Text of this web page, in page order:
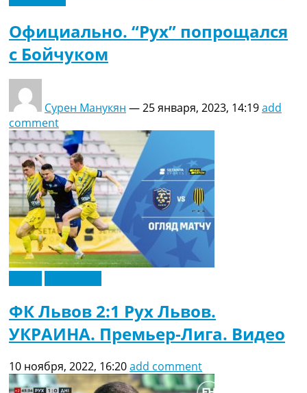
Официально. “Рух” попрощался
с Бойчуком
Сурен Манукян —25 января, 2023, 14:19add
comment
ФК Львов 2:1 Рух Львов.
УКРАИНА. Премьер-Лига. Видео
10 ноября, 2022, 16:20add comment